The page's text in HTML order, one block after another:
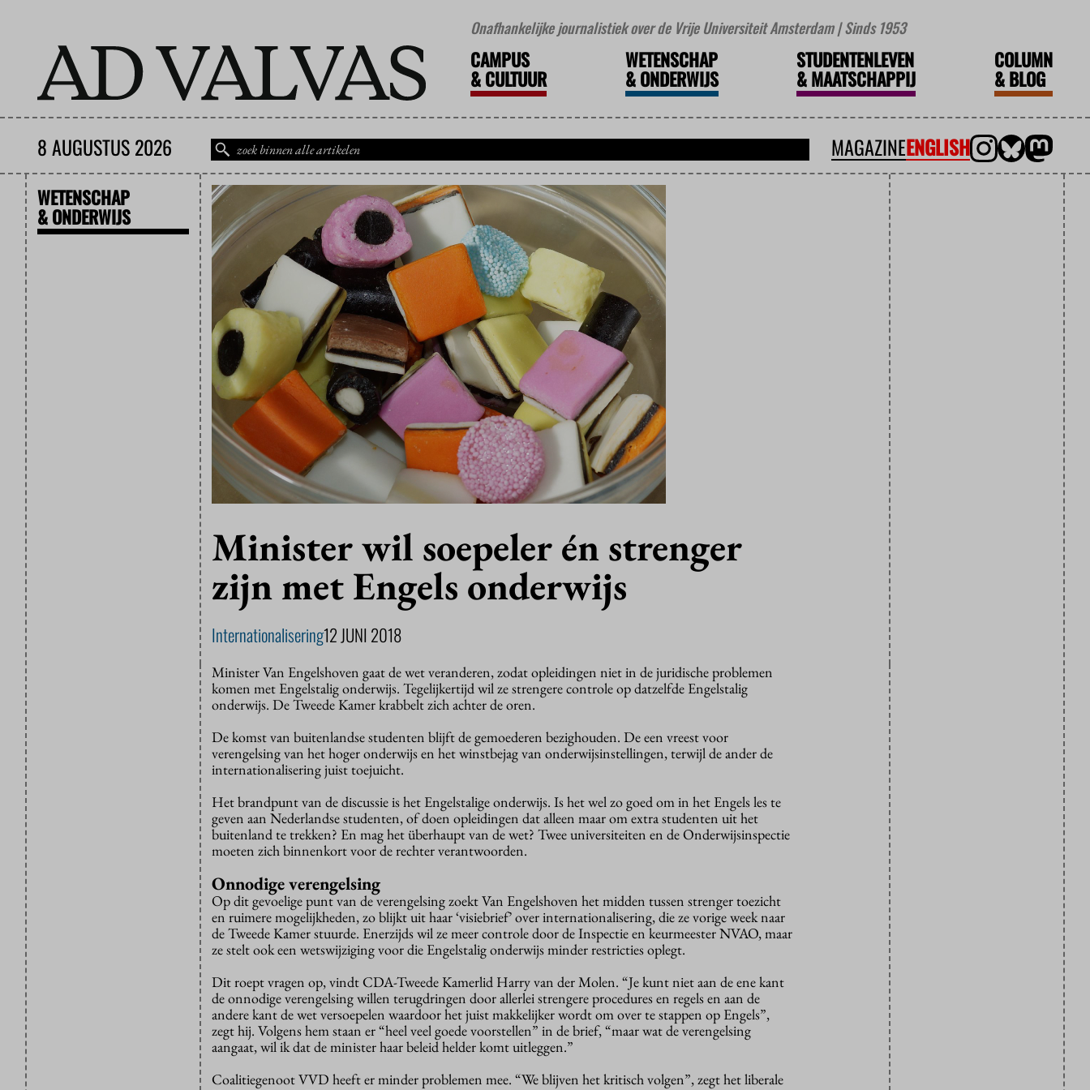
Onafhankelijke journalistiek over de Vrije Universiteit Amsterdam | Sinds 1953
CAMPUS
&CULTUUR
WETENSCHAP
&ONDERWIJS
STUDENTENLEVEN
&MAATSCHAPPIJ
COLUMN
&BLOG
8 AUGUSTUS 2026 MAGAZINEENGLISH
WETENSCHAP
& ONDERWIJS
Minister wil soepeler én strenger
zijn met Engels onderwijs
Internationalisering12 JUNI 2018
Minister Van Engelshoven gaat de wet veranderen, zodat opleidingen niet in de juridische problemen
komen met Engelstalig onderwijs. Tegelijkertijd wil ze strengere controle op datzelfde Engelstalig
onderwijs. De Tweede Kamer krabbelt zich achter de oren.
De komst van buitenlandse studenten blijft de gemoederen bezighouden. De een vreest voor
verengelsing van het hoger onderwijs en het winstbejag van onderwijsinstellingen, terwijl de ander de
internationalisering juist toejuicht.
Het brandpunt van de discussie is het Engelstalige onderwijs. Is het wel zo goed om in het Engels les te
geven aan Nederlandse studenten, of doen opleidingen dat alleen maar om extra studenten uit het
buitenland te trekken? En mag het überhaupt van de wet? Twee universiteiten en de Onderwijsinspectie
moeten zich binnenkort voor de rechter verantwoorden.
Onnodige verengelsing
Op dit gevoelige punt van de verengelsing zoekt Van Engelshoven het midden tussen strenger toezicht
en ruimere mogelijkheden, zo blijkt uit haar ‘visiebrief’ over internationalisering, die ze vorige week naar
de Tweede Kamer stuurde. Enerzijds wil ze meer controle door de Inspectie en keurmeester NVAO, maar
ze stelt ook een wetswijziging voor die Engelstalig onderwijs minder restricties oplegt.
Dit roept vragen op, vindt CDA-Tweede Kamerlid Harry van der Molen. “Je kunt niet aan de ene kant
de onnodige verengelsing willen terugdringen door allerlei strengere procedures en regels en aan de
andere kant de wet versoepelen waardoor het juist makkelijker wordt om over te stappen op Engels”,
zegt hij. Volgens hem staan er “heel veel goede voorstellen” in de brief, “maar wat de verengelsing
aangaat, wil ik dat de minister haar beleid helder komt uitleggen.”
Coalitiegenoot VVD heeft er minder problemen mee. “We blijven het kritisch volgen”, zegt het liberale